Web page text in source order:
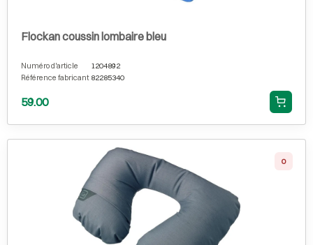
Flockan coussin lombaire bleu
Numéro d'article
1204892
Référence fabricant 82285340
59.00
0